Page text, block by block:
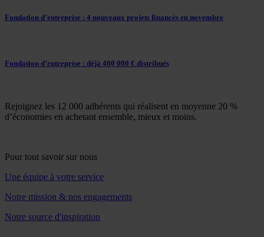
Fondation d’entreprise : 4 nouveaux projets financés en novembre
Fondation d’entreprise : déjà 400 000 € distribués
Rejoignez les 12 000 adhérents qui réalisent en moyenne 20 %
d’économies en achetant ensemble, mieux et moins.
Pour tout savoir sur nous
Une équipe à votre service
Notre mission & nos engagements
Notre source d'inspiration